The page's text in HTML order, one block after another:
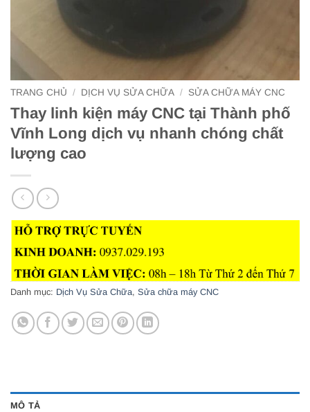
TRANG CHỦ / DỊCH VỤ SỬA CHỮA / SỬA CHỮA MÁY CNC
Thay linh kiện máy CNC tại Thành phố
Vĩnh Long dịch vụ nhanh chóng chất
lượng cao
Danh mục: Dịch Vụ Sửa Chữa, Sửa chữa máy CNC
MÔ TẢ